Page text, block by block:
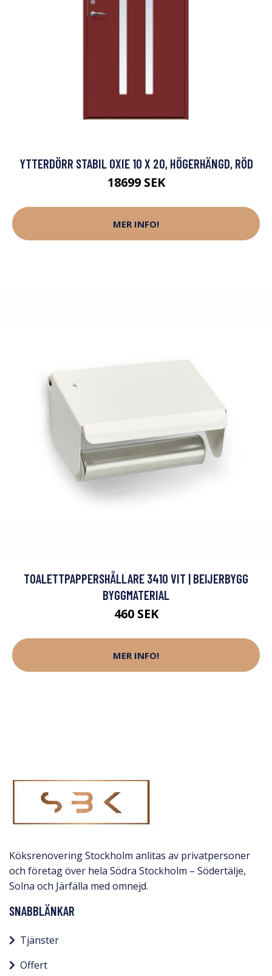
YTTERDÖRR STABIL OXIE 10 X 20, HÖGERHÄNGD, RÖD
18699 SEK
MER INFO!
TOALETTPAPPERSHÅLLARE 3410 VIT | BEIJERBYGG
BYGGMATERIAL
460 SEK
MER INFO!
Köksrenovering Stockholm anlitas av privatpersoner
och företag över hela Södra Stockholm – Södertälje,
Solna och Järfälla med omnejd.​
SNABBLÄNKAR
Tjänster
Offert